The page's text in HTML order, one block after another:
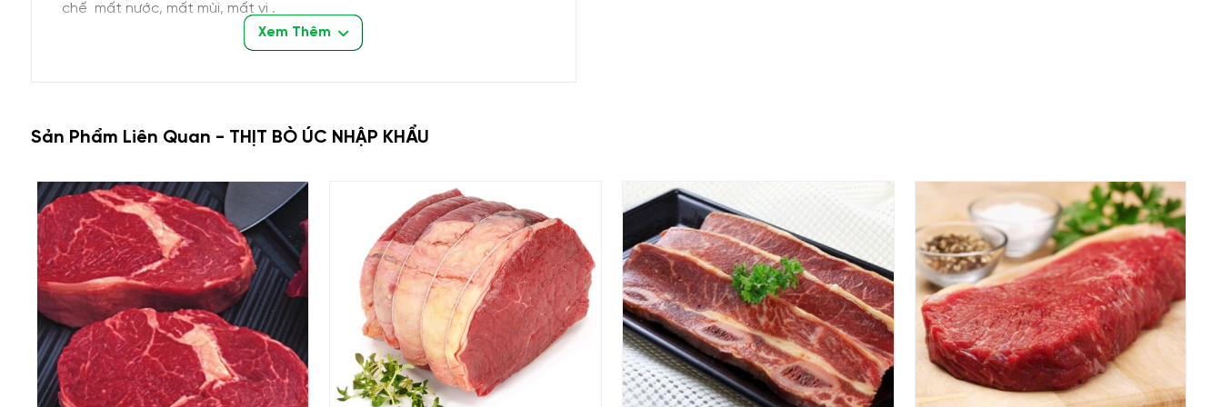
chế mất nước, mất mùi, mất vị .
: Sản phẩm được nhập khẩu trực tiếp từ Úc & được
- Trọng lượng: giao động từ 7 - 9 kg / khối thịt
- Bảo quản: có thể bảo quản đông trong ngăn đá với nhiệt độ -18 độ C.
Trước khi sử dụng nên xả đông 30 – 40 phút. Không nên để thịt tan giá
Xem Thêm
Sản Phẩm Liên Quan - THỊT BÒ ÚC NHẬP KHẨU